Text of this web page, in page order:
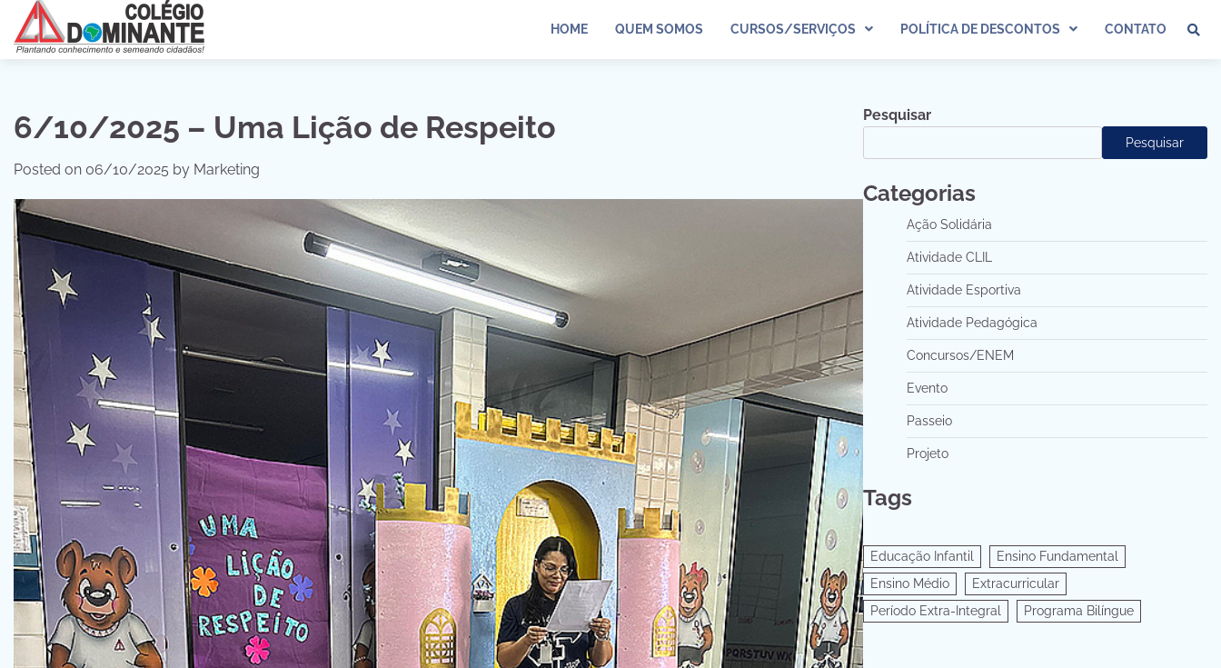
content
HOME QUEM SOMOS CURSOS/SERVIÇOS POLÍTICA DE DESCONTOS CONTATO
6/10/2025 – Uma Lição de Respeito
Posted on 06/10/2025 by Marketing
Pesquisar
Pesquisar
Categorias
Ação Solidária
Atividade CLIL
Atividade Esportiva
Atividade Pedagógica
Concursos/ENEM
Evento
Passeio
Projeto
Tags
Educação Infantil
Ensino Fundamental
Ensino Médio
Extracurricular
Período Extra-Integral
Programa Bilíngue